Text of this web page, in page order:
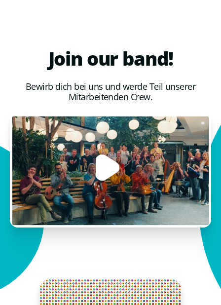
Join our band!
Bewirb dich bei uns und werde Teil unserer
Mitarbeitenden Crew.